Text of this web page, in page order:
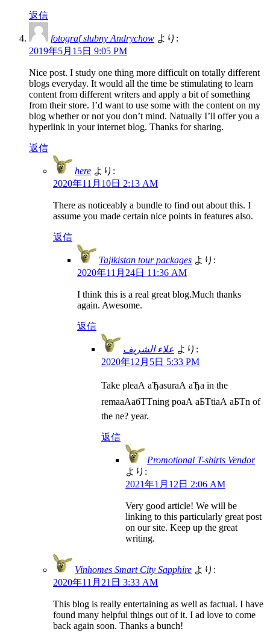
返信
fotograf slubny Andrychow より:
2019年5月15日 9:05 PM
Nice post. I study one thing more difficult on totally different
blogs everyday. It would all the time be stimulating to learn
content from different writers and apply a bit of something
from their store. I’d want to use some with the content on my
blog whether or not you don’t mind. Natually I’ll offer you a
hyperlink in your internet blog. Thanks for sharing.
返信
here より:
2020年11月10日 2:13 AM
There as noticeably a bundle to find out about this. I
assume you made certain nice points in features also.
返信
Tajikistan tour packages より:
2020年11月24日 11:36 AM
I think this is a real great blog.Much thanks
again. Awesome.
返信
علاء الشريف より:
2020年12月5日 5:33 PM
Take pleаА аЂаsurаА аЂа in the
remaаАабТТning poаА аБТtiаА аБТn of
the ne? year.
返信
Promotional T-shirts Vendor
より:
2021年1月12日 2:06 AM
Very good article! We will be
linking to this particularly great post
on our site. Keep up the great
writing.
Vinhomes Smart City Sapphire より:
2020年11月21日 3:33 AM
This blog is really entertaining as well as factual. I have
found many helpful things out of it. I ad love to come
back again soon. Thanks a bunch!